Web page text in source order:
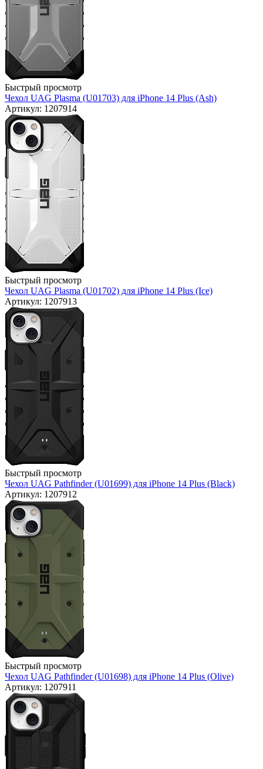
Быстрый просмотр
Чехол UAG Plasma (U01703) для iPhone 14 Plus (Ash)
Артикул: 1207914
Быстрый просмотр
Чехол UAG Plasma (U01702) для iPhone 14 Plus (Ice)
Артикул: 1207913
Быстрый просмотр
Чехол UAG Pathfinder (U01699) для iPhone 14 Plus (Black)
Артикул: 1207912
Быстрый просмотр
Чехол UAG Pathfinder (U01698) для iPhone 14 Plus (Olive)
Артикул: 1207911